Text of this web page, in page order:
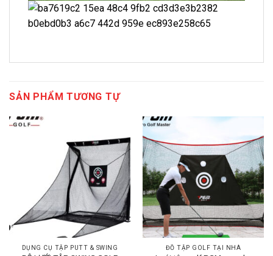
SẢN PHẨM TƯƠNG TỰ
DỤNG CỤ TẬP PUTT & SWING ĐỒ TẬP GOLF TẠI NHÀ